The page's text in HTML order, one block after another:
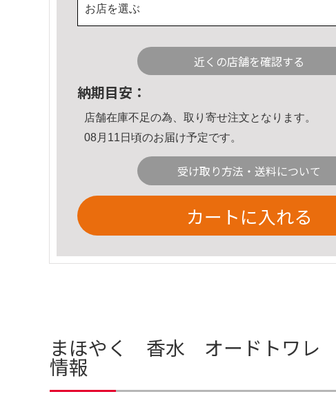
お店を選ぶ
近くの店舗を確認する
納期目安：
店舗在庫不足の為、取り寄せ注文となります。
08月11日頃のお届け予定です。
受け取り方法・送料について
カートに入れる
まほやく 香水 オードトワレ
情報